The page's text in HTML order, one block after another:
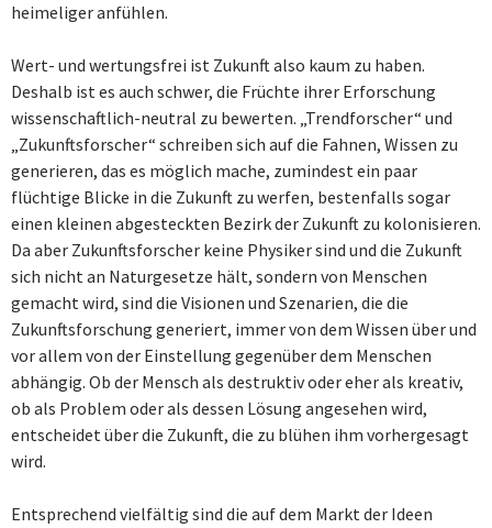
heimeliger anfühlen.
Wert- und wertungsfrei ist Zukunft also kaum zu haben.
Deshalb ist es auch schwer, die Früchte ihrer Erforschung
wissenschaftlich-neutral zu bewerten. „Trendforscher“ und
„Zukunftsforscher“ schreiben sich auf die Fahnen, Wissen zu
generieren, das es möglich mache, zumindest ein paar
flüchtige Blicke in die Zukunft zu werfen, bestenfalls sogar
einen kleinen abgesteckten Bezirk der Zukunft zu kolonisieren.
Da aber Zukunftsforscher keine Physiker sind und die Zukunft
sich nicht an Naturgesetze hält, sondern von Menschen
gemacht wird, sind die Visionen und Szenarien, die die
Zukunftsforschung generiert, immer von dem Wissen über und
vor allem von der Einstellung gegenüber dem Menschen
abhängig. Ob der Mensch als destruktiv oder eher als kreativ,
ob als Problem oder als dessen Lösung angesehen wird,
entscheidet über die Zukunft, die zu blühen ihm vorhergesagt
wird.
Entsprechend vielfältig sind die auf dem Markt der Ideen